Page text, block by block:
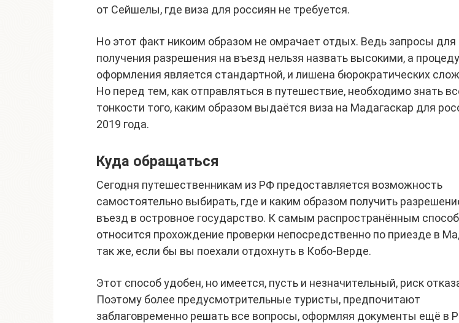
от Сейшелы, где виза для россиян не требуется.
Но этот факт никоим образом не омрачает отдых. Ведь запросы для
получения разрешения на въезд нельзя назвать высокими, а
оформления является стандартной, и лишена бюрократических
Но перед тем, как отправляться в путешествие, необходимо знать
тонкости того, каким образом выдаётся виза на Мадагаскар для
2019 года.
Куда обращаться
Сегодня путешественникам из РФ предоставляется возможность
самостоятельно выбирать, где и каким образом получить
въезд в островное государство. К самым распространённым
относится прохождение проверки непосредственно по приезде в
так же, если бы вы поехали отдохнуть в Кобо-Верде.
Этот способ удобен, но имеется, пусть и незначительный, риск
Поэтому более предусмотрительные туристы, предпочитают
заблаговременно решать все вопросы, оформляя документы ещё в